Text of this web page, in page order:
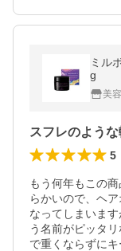
ミル
g
美
スフレのよう
5
もう何年もこの
らかいので、ヘ
なってしまいま
う名前がピッタ
で重くならずに